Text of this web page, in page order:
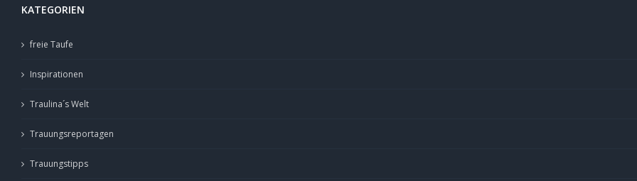
KATEGORIEN
freie Taufe
Inspirationen
Traulina´s Welt
Trauungsreportagen
Trauungstipps